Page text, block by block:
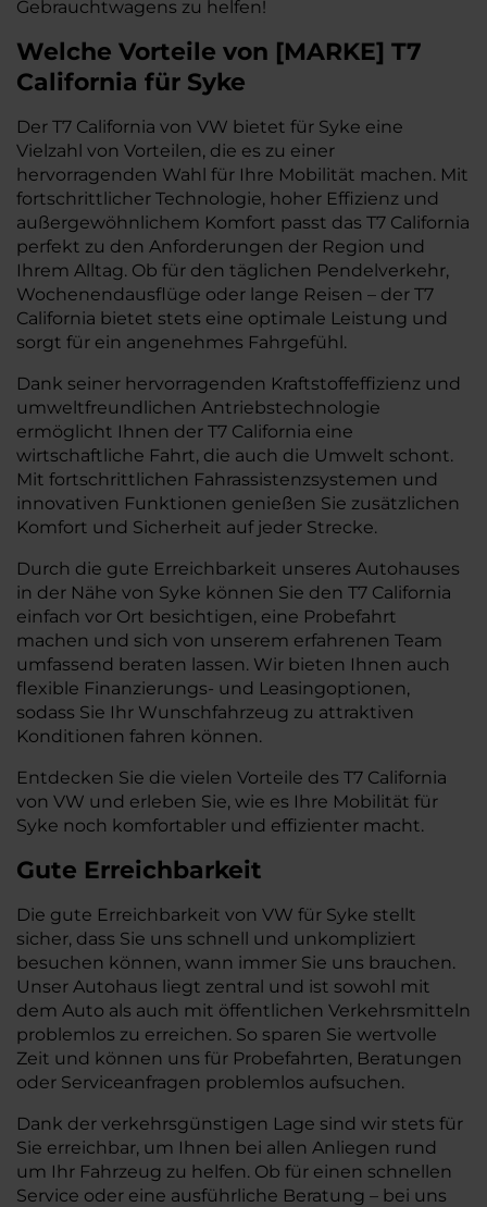
Gebrauchtwagens zu helfen!
Welche Vorteile von [MARKE] T7
California für Syke
Der T7 California von VW bietet für Syke eine
Vielzahl von Vorteilen, die es zu einer
hervorragenden Wahl für Ihre Mobilität machen. Mit
fortschrittlicher Technologie, hoher Effizienz und
außergewöhnlichem Komfort passt das T7 California
perfekt zu den Anforderungen der Region und
Ihrem Alltag. Ob für den täglichen Pendelverkehr,
Wochenendausflüge oder lange Reisen – der T7
California bietet stets eine optimale Leistung und
sorgt für ein angenehmes Fahrgefühl.
Dank seiner hervorragenden Kraftstoffeffizienz und
umweltfreundlichen Antriebstechnologie
ermöglicht Ihnen der T7 California eine
wirtschaftliche Fahrt, die auch die Umwelt schont.
Mit fortschrittlichen Fahrassistenzsystemen und
innovativen Funktionen genießen Sie zusätzlichen
Komfort und Sicherheit auf jeder Strecke.
Durch die gute Erreichbarkeit unseres Autohauses
in der Nähe von Syke können Sie den T7 California
einfach vor Ort besichtigen, eine Probefahrt
machen und sich von unserem erfahrenen Team
umfassend beraten lassen. Wir bieten Ihnen auch
flexible Finanzierungs- und Leasingoptionen,
sodass Sie Ihr Wunschfahrzeug zu attraktiven
Konditionen fahren können.
Entdecken Sie die vielen Vorteile des T7 California
von VW und erleben Sie, wie es Ihre Mobilität für
Syke noch komfortabler und effizienter macht.
Gute Erreichbarkeit
Die gute Erreichbarkeit von VW für Syke stellt
sicher, dass Sie uns schnell und unkompliziert
besuchen können, wann immer Sie uns brauchen.
Unser Autohaus liegt zentral und ist sowohl mit
dem Auto als auch mit öffentlichen Verkehrsmitteln
problemlos zu erreichen. So sparen Sie wertvolle
Zeit und können uns für Probefahrten, Beratungen
oder Serviceanfragen problemlos aufsuchen.
Dank der verkehrsgünstigen Lage sind wir stets für
Sie erreichbar, um Ihnen bei allen Anliegen rund
um Ihr Fahrzeug zu helfen. Ob für einen schnellen
Service oder eine ausführliche Beratung – bei uns